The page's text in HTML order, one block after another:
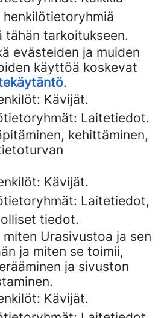
tähän tarkoitukseen.
evästeiden ja muiden
käyttöä koskevat
.
Kävijät.
Laitetiedot.
kehittäminen,
Kävijät.
Laitetiedot,
tiedot.
Urasivustoa ja sen
ja miten se toimii,
ja sivuston
Kävijät.